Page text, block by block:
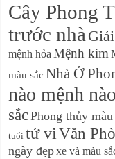
Cây Phong
trước nhà
mệnh hỏaMệnh kim
màu sắc Nhà Ở
nào mệnh nào
sắcPhong thủy
tuổi tử vi Văn
ngày đẹpxe và màu